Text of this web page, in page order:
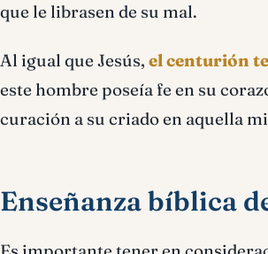
que le librasen de su mal.
Al igual que Jesús, el centurión
este hombre poseía fe en su
curación a su criado en aquella
Enseñanza bíblica